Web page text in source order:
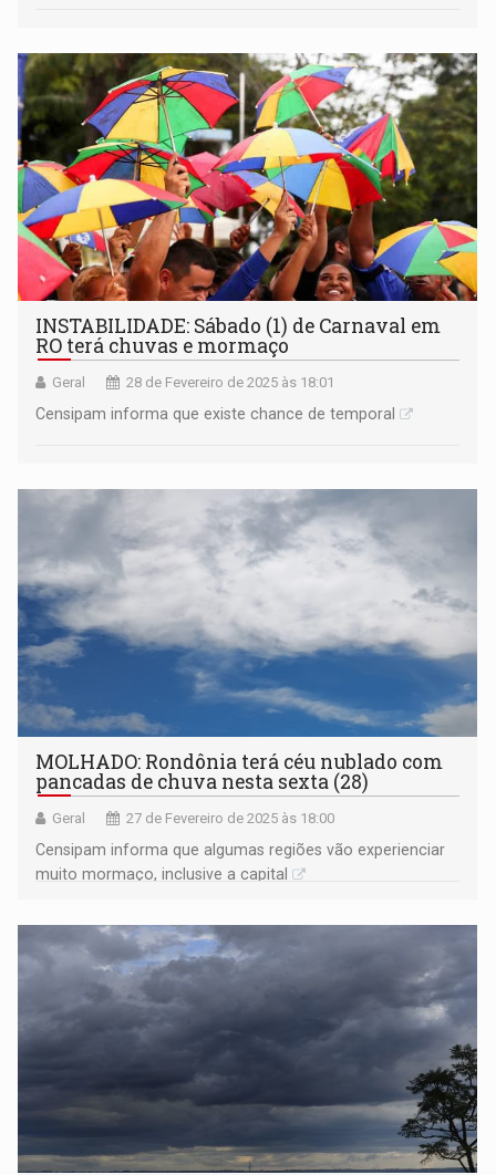
INSTABILIDADE: Sábado (1) de Carnaval em
RO terá chuvas e mormaço
Geral 28 de Fevereiro de 2025 às 18:01
Censipam informa que existe chance de temporal
MOLHADO: Rondônia terá céu nublado com
pancadas de chuva nesta sexta (28)
Geral 27 de Fevereiro de 2025 às 18:00
Censipam informa que algumas regiões vão experienciar
muito mormaço, inclusive a capital